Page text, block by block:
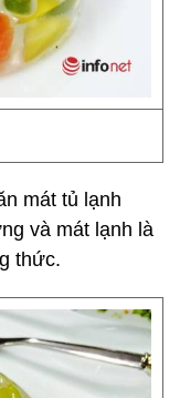
mát tủ lạnh
và mát lạnh là
thức.